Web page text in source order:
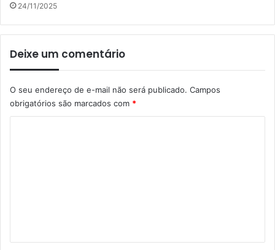
24/11/2025
Deixe um comentário
O seu endereço de e-mail não será publicado. Campos
obrigatórios são marcados com *